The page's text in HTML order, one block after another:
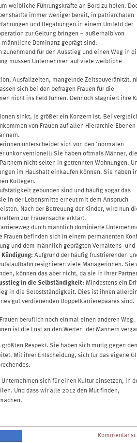
weibliche Führungskräfte an Bord zu holen.
immer weniger bereit, in patriarchalen
und Begabungen in einem Umfeld der
zur Geltung bringen – außerhalb von
Dominanz geprägt sind.
für den Ausstieg und einen Weg in
müssen Unternehmen auf viele weibliche
Ausfallzeiten, mangelnde Zeitsouveränität,
sich bei den befragen Frauen für die
nicht ins Feld führen. Dennoch stagniert ihre
sinkt, je größer ein Konzern ist. Bei
von Frauen auf allen Hierarchie-
unterscheidet sich von den ’normalen
unkonventionell: Sie haben oftmals Männer,
nicht selten in getrennten Wohnungen.
im Haushalt einkaufen können. Sie haben
Kollegen.
gebunden sind und häufig sogar das
in der Lebensmitte erneut mit dem Anspruch
Nach der Betreuung der Kinder, wird nun
zur Frauensache erklärt.
durch männlich dominierte
Frauen befinden sich in einem permanenten
und dem männlich geprägten Verhaltens- und
Aufgrund der häufig frustrierenden
resignieren viele Managerinnen. Sie
können das aber nicht, da sie in ihrer
in die Selbständigkeit: Mindestens ein
in die Selbstständigkeit. Dies ist ihnen
gut verdienenden Doppelkarrierepaares sind.
beruflich noch einmal einen anderen
ist die Lust an den Werten der Männern
Respekt. Sie haben sich mutig gegen
Mit ihrer Entscheidung, sich für das eigene
sich für einen Kultur einsetzen, in
Und dass wir alle 2012 den Mut finden,
Kommentar